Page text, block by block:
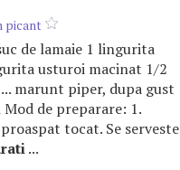
picant
de lamaie 1 lingurita
usturoi macinat 1/2
marunt piper, dupa gust
Mod de preparare: 1.
tocat. Se serveste
...